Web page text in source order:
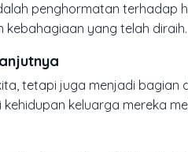
penghormatan terhadap
yang telah diraih.
tetapi juga menjadi
keluarga mereka